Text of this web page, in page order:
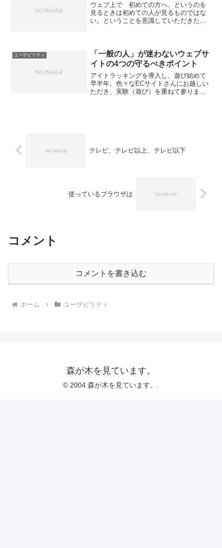
ウェブ上で 初めての方へ、というのを
見るときは初めての人が見るものではな
い。ということを意識していただきたい
ユーザビリティ
「一般の人」が迷わないウェブサ
イトの4つの守るべきポイント
アイトラッキングを導入し、遊び始めて
早半年。色々なECサイトさんにお越しい
ただき、実験（遊び）を重ねて参りまし
テレビ、テレビ以上、テレビ以下
使っているブラウザは
コメント
コメントを書き込む
ホーム ユーザビリティ
森が木を見ています。
© 2004 森が木を見ています。.